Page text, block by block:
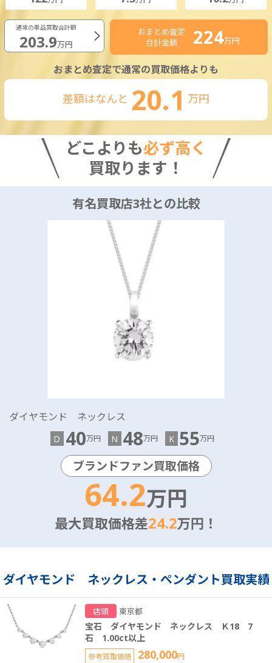
通常の単品買取合計額
203.9万円
おまとめ査定
合計金額
224万円
おまとめ査定で通常の買取価格よりも
差額はなんと 20.1 万円
どこよりも必ず高く
買取ります！
有名買取店3社との比較
ダイヤモンド ネックレス
D 40万円 N 48万円 K 55万円
ブランドファン買取価格
64.2万円
最大買取価格差24.2万円！
ダイヤモンド ネックレス・ペンダント買取実績
店頭 東京都
宝石 ダイヤモンド ネックレス Ｋ18 7
石 1.00ct以上
参考買取価格 280,000円